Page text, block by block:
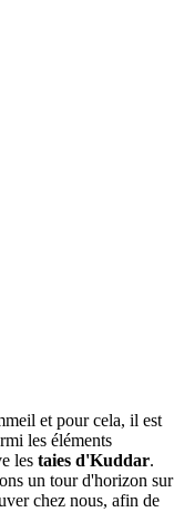
et pour cela, il est
les éléments
les taies d'Kuddar.
un tour d'horizon sur
chez nous, afin de